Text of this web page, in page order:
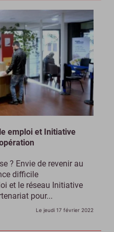
emploi et Initiative
? Envie de revenir au
difficile
et le réseau Initiative
pour...
Le jeudi 17 février 2022